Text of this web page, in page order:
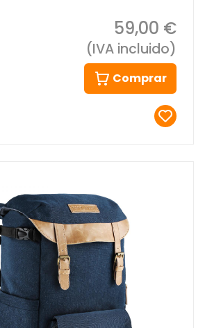
59,00 €
(IVA incluido)
Comprar